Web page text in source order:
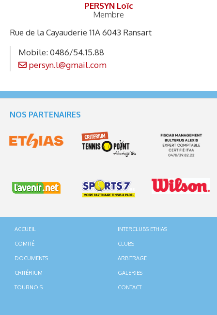
PERSYN Loïc
Membre
Rue de la Cayauderie 11A 6043 Ransart
Mobile: 0486/54.15.88
persyn.l@gmail.com
NOS PARTENAIRES
ACCUEIL
COMITÉ
DOCUMENTS
CRITÉRIUM
TOURNOIS
INTERCLUBS ETHIAS
CLUBS
ARBITRAGE
GALERIES
CONTACT